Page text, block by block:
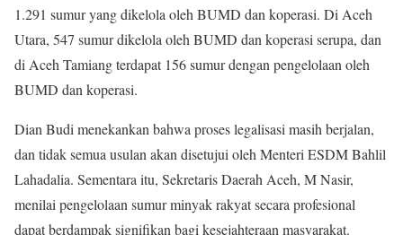
1.291 sumur yang dikelola oleh BUMD dan koperasi. Di Aceh
Utara, 547 sumur dikelola oleh BUMD dan koperasi serupa, dan
di Aceh Tamiang terdapat 156 sumur dengan pengelolaan oleh
BUMD dan koperasi.
Dian Budi menekankan bahwa proses legalisasi masih berjalan,
dan tidak semua usulan akan disetujui oleh Menteri ESDM Bahlil
Lahadalia. Sementara itu, Sekretaris Daerah Aceh, M Nasir,
menilai pengelolaan sumur minyak rakyat secara profesional
dapat berdampak signifikan bagi kesejahteraan masyarakat.